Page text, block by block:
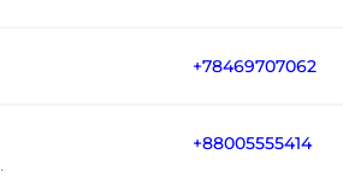
+78469707062
+88005555414